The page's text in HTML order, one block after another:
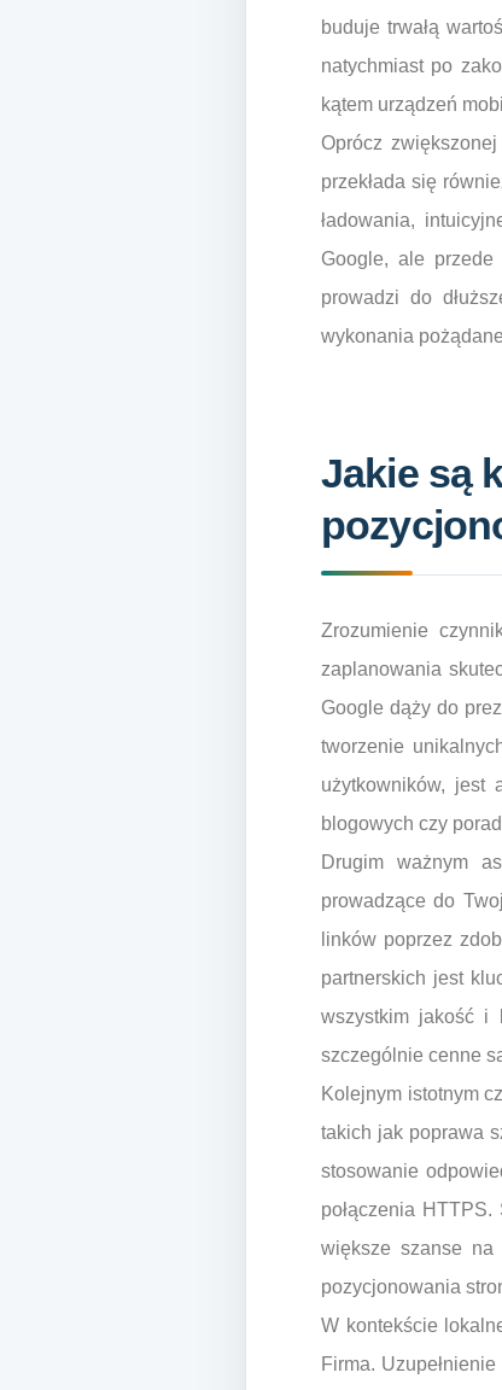
buduje trwałą
natychmiast po
kątem urządzeń
Oprócz
przekłada się
ładowania,
Google, ale
prowadzi do
wykonania
Jakie są
Zrozumienie
zaplanowania
Google dąży do
tworzenie
użytkowników, jest
blogowych czy
Drugim ważnym
prowadzące do
linków poprzez
partnerskich jest
wszystkim jakość i
szczególnie cenne
Kolejnym istotnym
takich jak poprawa
stosowanie
połączenia
większe szanse na
pozycjonowania
W kontekście
Firma.